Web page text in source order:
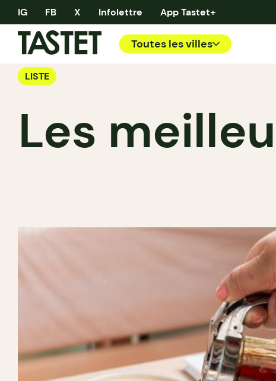
IG FB X Infolettre App Tastet+
Toutes les villes
LISTE
Les